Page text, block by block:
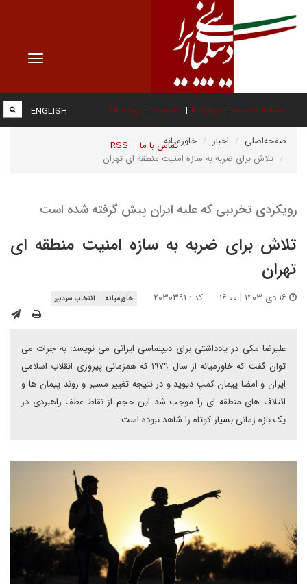
Toggle
صفحه نخست درباره ما عضویت پیوند ها
تماس با ما RSS
ENGLISH
صفحه‌اصلی اخبار
خاورمیانه
تلاش برای ضربه به سازه امنیت منطقه ای تهران
رویکردی تخریبی که علیه ایران پیش گرفته شده است
تلاش برای ضربه به سازه امنیت منطقه ای
تهران
کد : ۲۰۳۰۳۹۱ خاورمیانه انتخاب سردبیر
علیرضا مکی در یادداشتی برای دیپلماسی ایرانی می نویسد: به جرات می
توان گفت که خاورمیانه از سال ۱۹۷۹ که همزمانی پیروزی انقلاب اسلامی
ایران و امضا پیمان کمپ دیوید و در نتیجه تغییر مسیر و روند پیمان ها و
ائتلاف های منطقه ای را موجب شد این حجم از نقاط عطف راهبردی در
یک بازه زمانی بسیار کوتاه را شاهد نبوده است.